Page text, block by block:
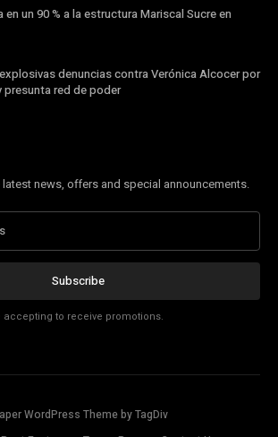
un 90 % a la estructura Mariscal Sucre en
denuncias contra Verónica Alcocer por
red de poder
news, offers and special announcements.
Subscribe
accepting to receive promotions.
WordPress Theme by TagDiv